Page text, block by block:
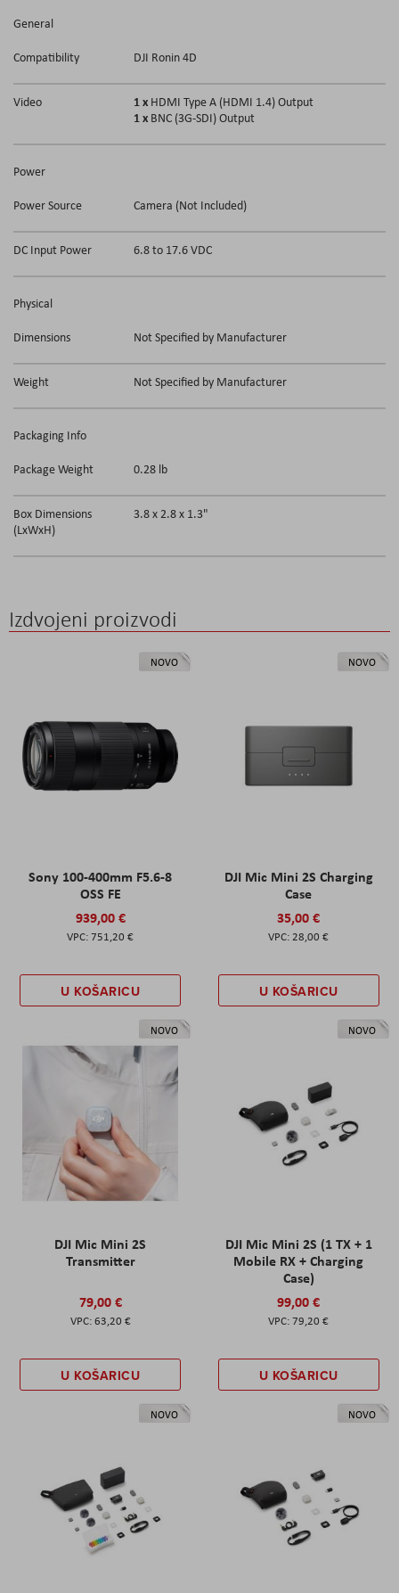
General
Compatibility DJI Ronin 4D
Video 1 x HDMI Type A (HDMI 1.4) Output
1 x BNC (3G-SDI) Output
Power
Power Source Camera (Not Included)
DC Input Power 6.8 to 17.6 VDC
Physical
Dimensions Not Specified by Manufacturer
Weight Not Specified by Manufacturer
Packaging Info
Package Weight 0.28 lb
Box Dimensions
(LxWxH)
3.8 x 2.8 x 1.3"
Izdvojeni proizvodi
NOVO
Sony 100-400mm F5.6-8
OSS FE
939,00 €
751,20 €
U KOŠARICU
NOVO
DJI Mic Mini 2S Charging
Case
35,00 €
28,00 €
U KOŠARICU
NOVO
DJI Mic Mini 2S
Transmitter
79,00 €
63,20 €
U KOŠARICU
NOVO
DJI Mic Mini 2S (1 TX + 1
Mobile RX + Charging
Case)
99,00 €
79,20 €
U KOŠARICU
NOVO NOVO